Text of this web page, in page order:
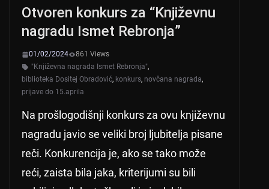
Otvoren konkurs za “Književnu
nagradu Ismet Rebronja”
01/02/2024
861 Views
"Književna nagrada Ismet Rebronja",
biblioteka Dositej Obradović, konkurs, novčana nagrada,
prijave do 15.aprila
Na prošlogodišnji konkurs za ovu književnu
nagradu javio se veliki broj ljubitelja pisane
reči. Konkurencija je, ako se tako može
reći, zaista bila jaka, kriterijumi su bili